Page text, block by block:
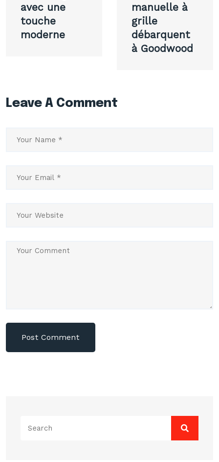
avec une
touche
moderne
manuelle à
grille
débarquent
à Goodwood
Leave A Comment
for: